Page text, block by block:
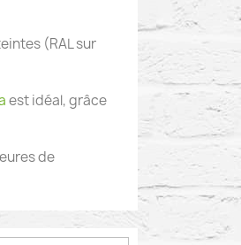
(RAL sur
est idéal, grâce
de